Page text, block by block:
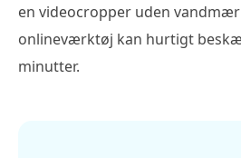
en videocropper uden
onlineværktøj kan hurtigt
minutter.